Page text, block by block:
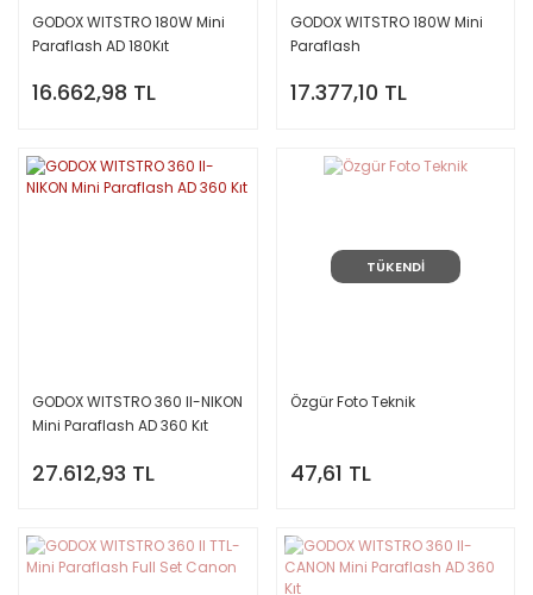
GODOX WITSTRO 180W Mini
Paraflash AD 180Kıt
16.662,98 TL
GODOX WITSTRO 180W Mini
Paraflash
17.377,10 TL
GODOX WITSTRO 360 II-NIKON
Mini Paraflash AD 360 Kıt
27.612,93 TL
TÜKENDİ
Özgür Foto Teknik
47,61 TL